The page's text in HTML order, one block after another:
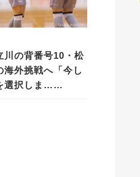
川の背番号10・松
海外挑戦へ「今し
選択しま……